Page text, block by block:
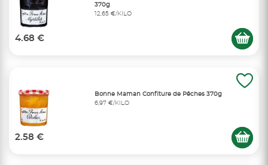
370g
12,65 €/KILO
4.68 €
Bonne Maman Confiture de Pêches 370g
6,97 €/KILO
2.58 €